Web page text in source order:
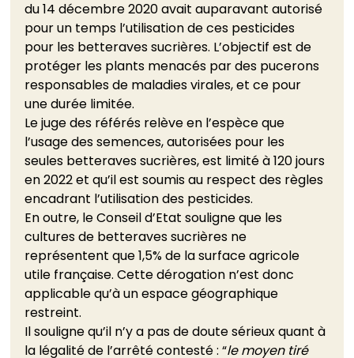
du 14 décembre 2020 avait auparavant autorisé
pour un temps l’utilisation de ces pesticides
pour les betteraves sucrières. L’objectif est de
protéger les plants menacés par des pucerons
responsables de maladies virales, et ce pour
une durée limitée.
Le juge des référés relève en l’espèce que
l’usage des semences, autorisées pour les
seules betteraves sucrières, est limité à 120 jours
en 2022 et qu’il est soumis au respect des règles
encadrant l’utilisation des pesticides.
En outre, le Conseil d’Etat souligne que les
cultures de betteraves sucrières ne
représentent que 1,5% de la surface agricole
utile française. Cette dérogation n’est donc
applicable qu’à un espace géographique
restreint.
Il souligne qu’il n’y a pas de doute sérieux quant à
la légalité de l’arrêté contesté : “le moyen tiré